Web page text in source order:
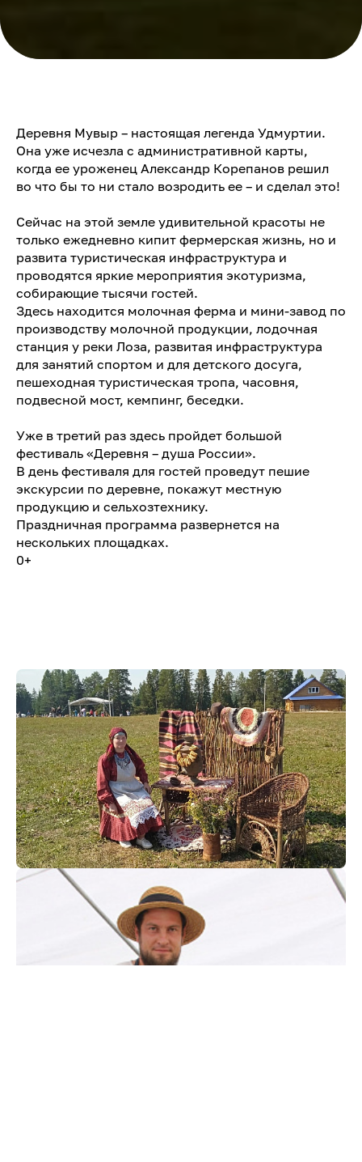
Деревня Мувыр – настоящая легенда Удмуртии.
Она уже исчезла с административной карты,
когда ее уроженец Александр Корепанов решил
во что бы то ни стало возродить ее – и сделал это!
Сейчас на этой земле удивительной красоты не
только ежедневно кипит фермерская жизнь, но и
развита туристическая инфраструктура и
проводятся яркие мероприятия экотуризма,
собирающие тысячи гостей.
Здесь находится молочная ферма и мини-завод по
производству молочной продукции, лодочная
станция у реки Лоза, развитая инфраструктура
для занятий спортом и для детского досуга,
пешеходная туристическая тропа, часовня,
подвесной мост, кемпинг, беседки.
Уже в третий раз здесь пройдет большой
фестиваль «Деревня – душа России».
В день фестиваля для гостей проведут пешие
экскурсии по деревне, покажут местную
продукцию и сельхозтехнику.
Праздничная программа развернется на
нескольких площадках.
0+